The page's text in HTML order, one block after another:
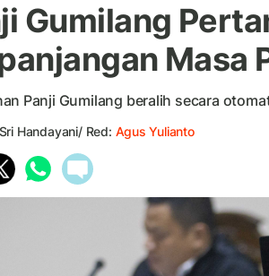
Gumilang
Masa
Panji Gumilang beralih secara
Handayani/ Red: Agus Yulianto